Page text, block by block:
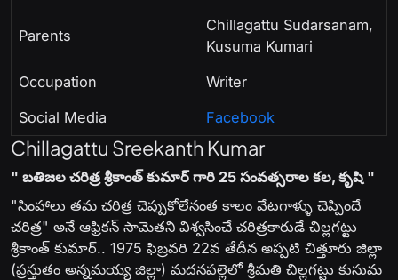
Parents
Chillagattu Sudarsanam,
Kusuma Kumari
Occupation
Writer
Social Media
Facebook
Chillagattu Sreekanth Kumar
" బతిజల చరిత్ర శ్రీకాంత్ కుమార్ గారి 25 సంవత్సరాల కల, కృషి "
"సింహాలు తమ చరిత్ర చెప్పుకోలేనంత కాలం వేటగాళ్ళు చెప్పిందే
చరిత్ర" అనే ఆఫ్రికన్ సామెతని విశ్వసించే చరిత్రకారుడే చిల్లగట్టు
శ్రీకాంత్ కుమార్.. 1975 ఫిబ్రవరి 22వ తేదీన అప్పటి చిత్తూరు జిల్లా
(ప్రస్తుతం అన్నమయ్య జిల్లా) మదనపల్లెలో శ్రీమతి చిల్లగట్టు కుసుమ